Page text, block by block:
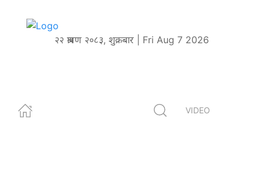
२२ श्रावण २०८३, शुक्रबार | Fri Aug 7 2026
VIDEO